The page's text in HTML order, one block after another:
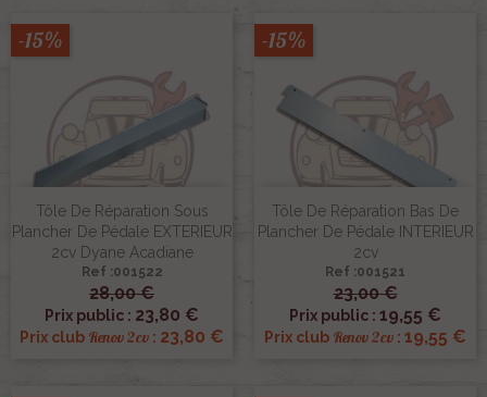
Tôle De Réparation Sous
Plancher De Pédale EXTERIEUR
2cv Dyane Acadiane
Ref :001522
28,00 €
Prix public : 23,80 €
Prix club Renov 2cv : 23,80 €
-15%
Tôle De Réparation Bas De
Plancher De Pédale INTERIEUR
2cv
Ref :001521
23,00 €
Prix public : 19,55 €
Prix club Renov 2cv : 19,55 €
-15%